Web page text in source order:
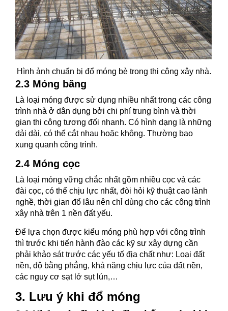
Hình ảnh chuẩn bị đổ móng bè trong thi công xây nhà.
2.3 Móng băng
Là loại móng được sử dụng nhiều nhất trong các công
trình nhà ở dân dụng bởi chi phí trung bình và thời
gian thi công tương đối nhanh. Có hình dạng là những
dải dài, có thể cắt nhau hoặc không. Thường bao
xung quanh công trình.
2.4 Móng cọc
Là loại móng vững chắc nhất gồm nhiều cọc và các
đài cọc, có thể chịu lực nhất, đòi hỏi kỹ thuật cao lành
nghề, thời gian đổ lâu nên chỉ dùng cho các công trình
xây nhà trên 1 nền đất yếu.
Để lựa chọn được kiểu móng phù hợp với công trình
thì trước khi tiến hành đào các kỹ sư xây dựng cần
phải khảo sát trước các yếu tố địa chất như: Loại đất
nền, độ bằng phẳng, khả năng chịu lực của đất nền,
các nguy cơ sạt lở sụt lún,…
3. Lưu ý khi đổ móng